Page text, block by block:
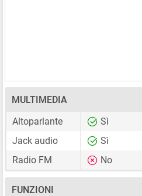
MULTIMEDIA
Altoparlante
Sì
Jack audio
Sì
Radio FM
No
FUNZIONI